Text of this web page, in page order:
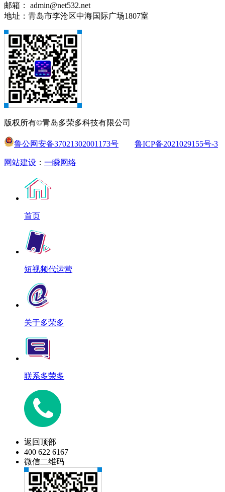
邮箱： admin@net532.net
地址：青岛市李沧区中海国际广场1807室
版权所有©青岛多荣多科技有限公司
鲁公网安备37021302001173号 鲁ICP备2021029155号-3
网站建设 ： 一瞬网络
首页
短视频代运营
关于多荣多
联系多荣多
返回顶部
400 622 6167
微信二维码